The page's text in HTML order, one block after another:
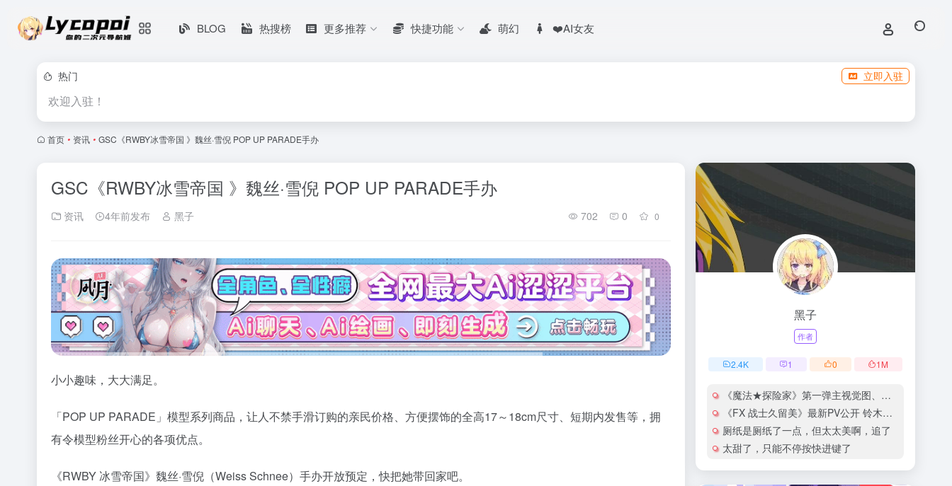
BLOG 热搜榜 更多推荐 快捷功能 萌幻 ❤️AI女友
热门 立即入驻
欢迎入驻！
首页 • 资讯 • GSC《RWBY冰雪帝国 》魏丝·雪倪 POP UP PARADE手办
GSC《RWBY冰雪帝国 》魏丝·雪倪 POP UP PARADE手办
资讯 4年前发布 黑子 702 0 0
小小趣味，大大满足。
「POP UP PARADE」模型系列商品，让人不禁手滑订购的亲民价格、方便摆饰的全高17～18cm尺寸、短期内发售等，拥
有令模型粉丝开心的各项优点。
《RWBY 冰雪帝国》魏丝·雪倪（Weiss Schnee）手办开放预定，快把她带回家吧。
黑子
作者
2.4K 1 0 1M
《魔法★探险家》第一弹主视觉图、正式PV公开
《FX 战士久留美》最新PV公开 铃木爱奈献唱片尾曲
厕纸是厕纸了一点，但太太美啊，追了
太甜了，只能不停按快进键了